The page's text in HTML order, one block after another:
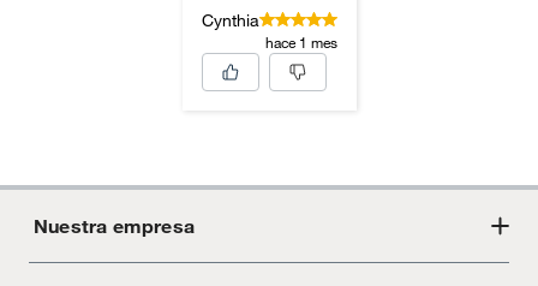
Cynthia
hace 1 mes
Nuestra empresa